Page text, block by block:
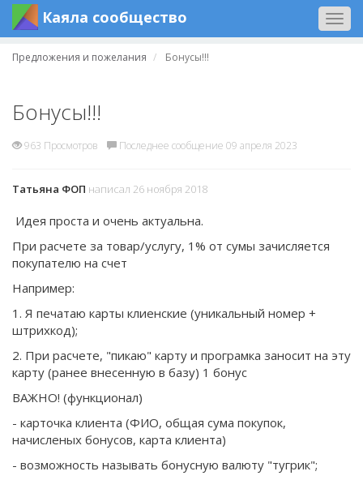
Каяла сообщество
Предложения и пожелания Бонусы!!!
Бонусы!!!
963 Просмотров Последнее сообщение 09 апреля 2023
Татьяна ФОП написал 26 ноября 2018
Идея проста и очень актуальна.
При расчете за товар/услугу, 1% от сумы зачисляется
покупателю на счет
Например:
1. Я печатаю карты клиенские (уникальный номер +
штрихкод);
2. При расчете, "пикаю" карту и програмка заносит на эту
карту (ранее внесенную в базу) 1 бонус
ВАЖНО! (функционал)
- карточка клиента (ФИО, общая сума покупок,
начисленых бонусов, карта клиента)
- возможность называть бонусную валюту "тугрик";